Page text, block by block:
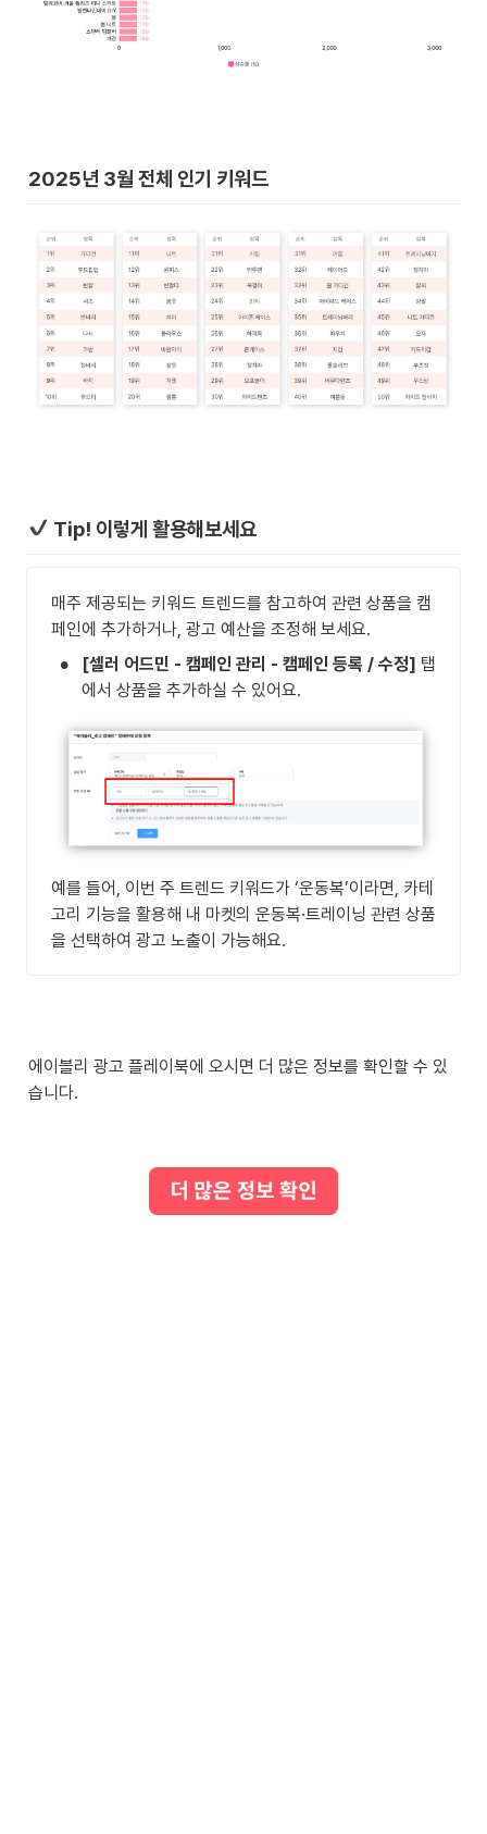
2025년 3월 전체 인기 키워드
Tip! 이렇게 활용해보세요
매주 제공되는 키워드 트렌드를 참고하여 관련 상품을 캠
페인에 추가하거나, 광고 예산을 조정해 보세요.
• [셀러 어드민 - 캠페인 관리 - 캠페인 등록 / 수정] 탭
에서 상품을 추가하실 수 있어요.
예를 들어, 이번 주 트렌드 키워드가 ‘운동복’이라면, 카테
고리 기능을 활용해 내 마켓의 운동복·트레이닝 관련 상품
을 선택하여 광고 노출이 가능해요.
에이블리 광고 플레이북에 오시면 더 많은 정보를 확인할 수 있
습니다.